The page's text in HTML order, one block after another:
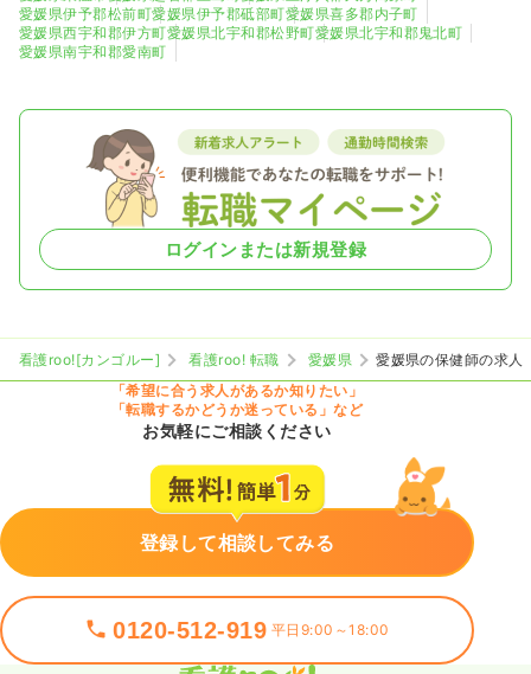
愛媛県伊予郡松前町愛媛県伊予郡砥部町愛媛県喜多郡内子町
愛媛県西宇和郡伊方町愛媛県北宇和郡松野町愛媛県北宇和郡鬼北町
愛媛県南宇和郡愛南町
ログインまたは新規登録
看護roo![カンゴルー] 看護roo! 転職 愛媛県
愛媛県の保健師の求人
「希望に合う求人があるか知りたい」
「転職するかどうか迷っている」など
お気軽にご相談ください
登録して相談してみる
0120-512-919 平日9:00～18:00